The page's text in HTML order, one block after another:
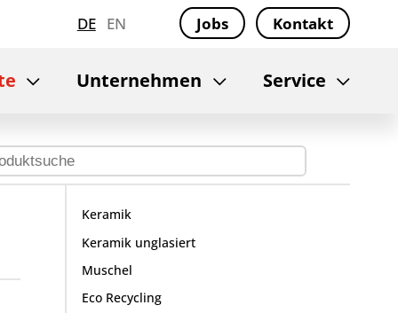
DE EN Jobs Kontakt
Unternehmen Service
Keramik
Keramik unglasiert
Muschel
Eco Recycling